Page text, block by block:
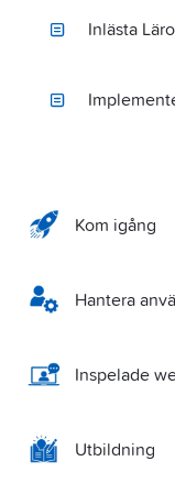
Inlästa
Kom igång
Hantera
Inspelade
Utbildning